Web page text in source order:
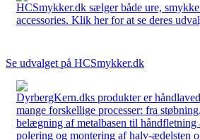
HCSmykker.dk sælger både ure,
accessories. Klik her for at se deres
Se udvalget på HCSmykker.dk
DyrbergKern.dks produkter er
mange forskellige processer: fra
belægning af metalbasen til
polering og montering af halv-ædelsten